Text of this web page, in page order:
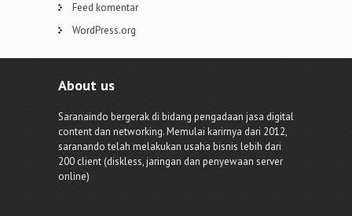
Feed komentar
WordPress.org
About us
Saranaindo bergerak di bidang pengadaan jasa digital
content dan networking. Memulai karirnya dari 2012,
saranando telah melakukan usaha bisnis lebih dari
200 client (diskless, jaringan dan penyewaan server
online)